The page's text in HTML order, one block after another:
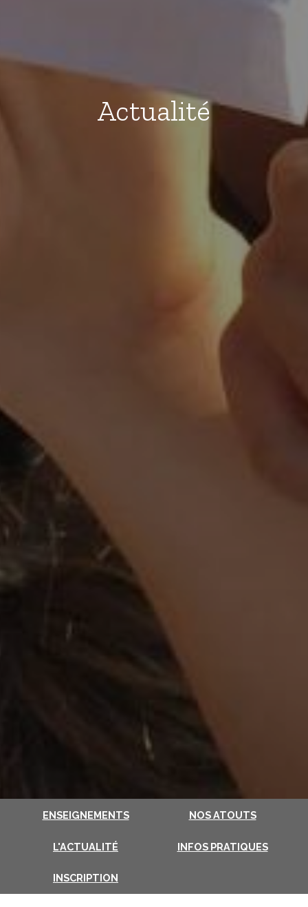
ENSEIGNEMENTS NOS ATOUTS
L'ACTUALITÉ INFOS PRATIQUES
INSCRIPTION